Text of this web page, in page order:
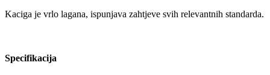
Kaciga je vrlo lagana, ispunjava zahtjeve svih relevantnih standarda.
Specifikacija